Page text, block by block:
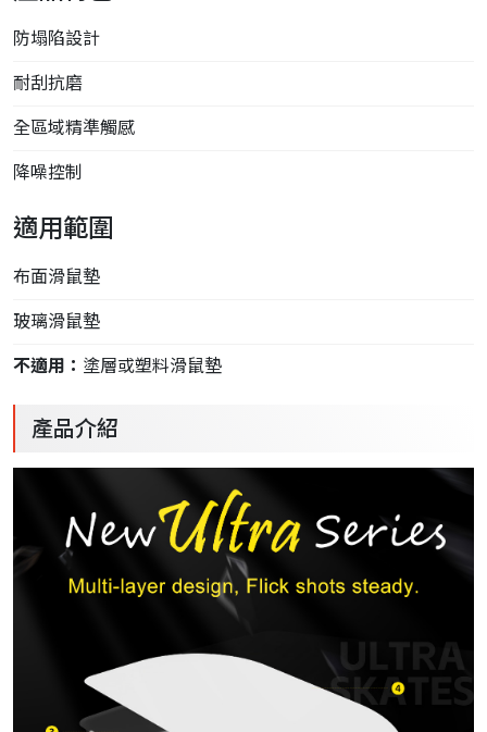
防塌陷設計
耐刮抗磨
全區域精準觸感
降噪控制
適用範圍
布面滑鼠墊
玻璃滑鼠墊
不適用： 塗層或塑料滑鼠墊
產品介紹